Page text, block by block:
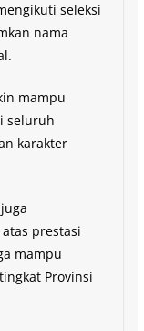
seleksi
nama
mampu
seluruh
karakter
prestasi
mampu
Provinsi